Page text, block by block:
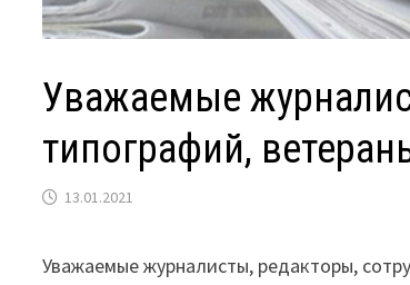
Уважаемые
типографий,
13.01.2021
Уважаемые журналисты, редакторы,